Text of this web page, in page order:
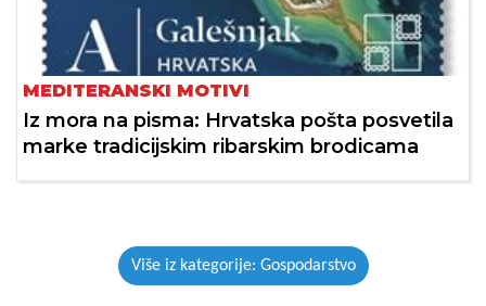
MEDITERANSKI MOTIVI
Iz mora na pisma: Hrvatska pošta posvetila
marke tradicijskim ribarskim brodicama
Više iz kategorije: Gospodarstvo